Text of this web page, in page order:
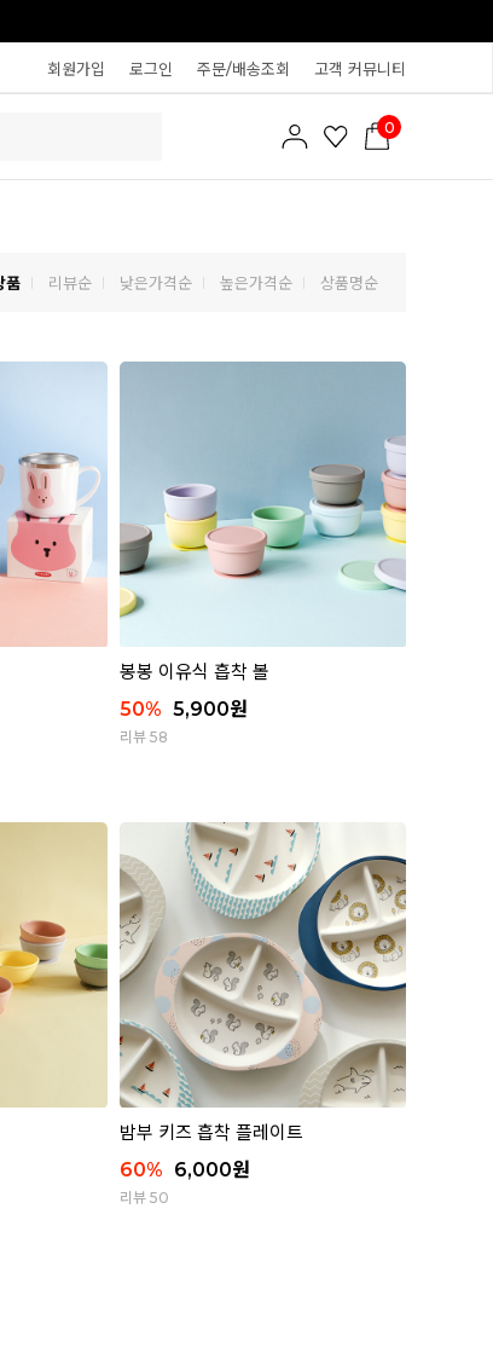
회원가입 로그인 주문/배송조회 고객 커뮤니티
0
품 리뷰순 낮은가격순 높은가격순 상품명순
봉봉 이유식 흡착 볼
50% 5,900원
리뷰 58
밤부 키즈 흡착 플레이트
60% 6,000원
리뷰 50